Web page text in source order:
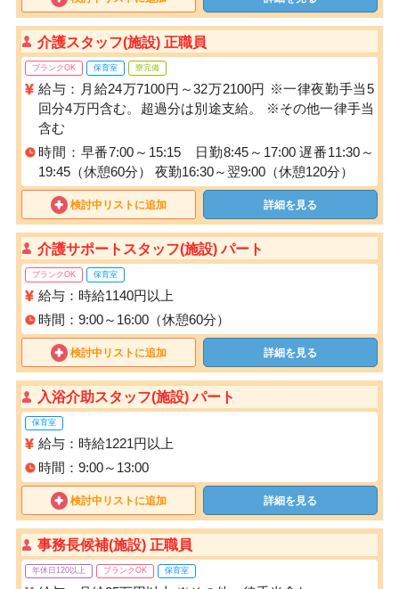
介護スタッフ(施設) 正職員
ブランクOK 保育室 寮完備
給与：月給24万7100円～32万2100円 ※一律夜勤手当5
回分4万円含む。超過分は別途支給。 ※その他一律手当
含む
時間：早番7:00～15:15 日勤8:45～17:00 遅番11:30～
19:45（休憩60分） 夜勤16:30～翌9:00（休憩120分）
検討中リストに追加 詳細を見る
介護サポートスタッフ(施設) パート
ブランクOK 保育室
給与：時給1140円以上
時間：9:00～16:00（休憩60分）
検討中リストに追加 詳細を見る
入浴介助スタッフ(施設) パート
保育室
給与：時給1221円以上
時間：9:00～13:00
検討中リストに追加 詳細を見る
事務長候補(施設) 正職員
年休日120以上 ブランクOK 保育室